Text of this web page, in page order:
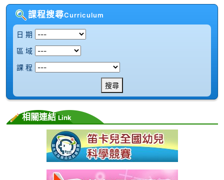
課程搜尋Curriculum
日 期
區 域
課 程
搜尋
相關連結Link